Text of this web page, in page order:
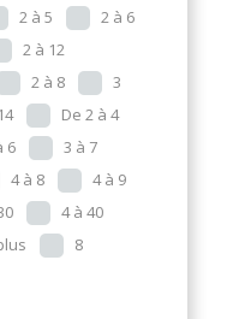
2 à 5
2 à 6
2 à 12
2 à 8
3
De 2 à 4
6
3 à 7
4 à 8
4 à 9
4 à 40
8